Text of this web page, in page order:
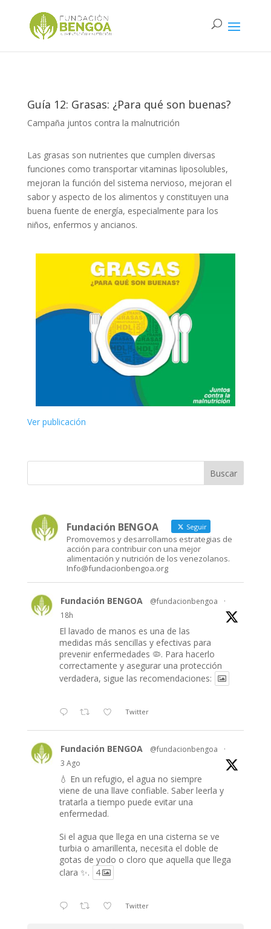
Guía 12: Grasas: ¿Para qué son buenas?
Campaña juntos contra la malnutrición
Las grasas son nutrientes que cumplen diversas
funciones como transportar vitaminas liposolubles,
mejoran la función del sistema nervioso, mejoran el
sabor y aspecto de los alimentos y constituyen una
buena fuente de energía, especialmente para los
niños, enfermos y ancianos.
Ver publicación
Fundación BENGOA Seguir
Promovemos y desarrollamos estrategias de
acción para contribuir con una mejor
alimentación y nutrición de los venezolanos.
Info@fundacionbengoa.org
Fundación BENGOA @fundacionbengoa
·
18h
El lavado de manos es una de las
medidas más sencillas y efectivas para
prevenir enfermedades 🦠. Para hacerlo
correctamente y asegurar una protección
verdadera, sigue las recomendaciones:
Twitter
Fundación BENGOA @fundacionbengoa
·
3 Ago
💧 En un refugio, el agua no siempre
viene de una llave confiable. Saber leerla y
tratarla a tiempo puede evitar una
enfermedad.
Si el agua que llega en una cisterna se ve
turbia o amarillenta, necesita el doble de
gotas de yodo o cloro que aquella que llega
clara ✨.
4
Twitter